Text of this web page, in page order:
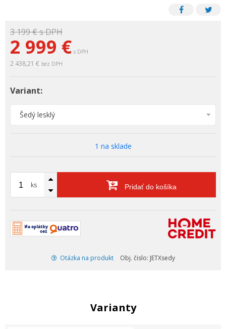
3 199 €s DPH
2 999 € s DPH
2 438,21 € bez DPH
Variant:
Šedý lesklý
1 na sklade
ks Pridať do košíka
Otázka na produkt Obj. čislo: JETXsedy
Varianty